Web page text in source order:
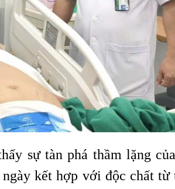
sự tàn phá thầm lặng
kết hợp với độc chất từ